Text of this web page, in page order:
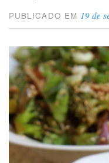
PUBLICADO EM 19 de